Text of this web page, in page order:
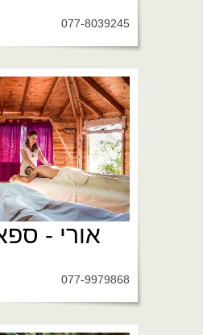
077-8039245
אורי -
077-9979868